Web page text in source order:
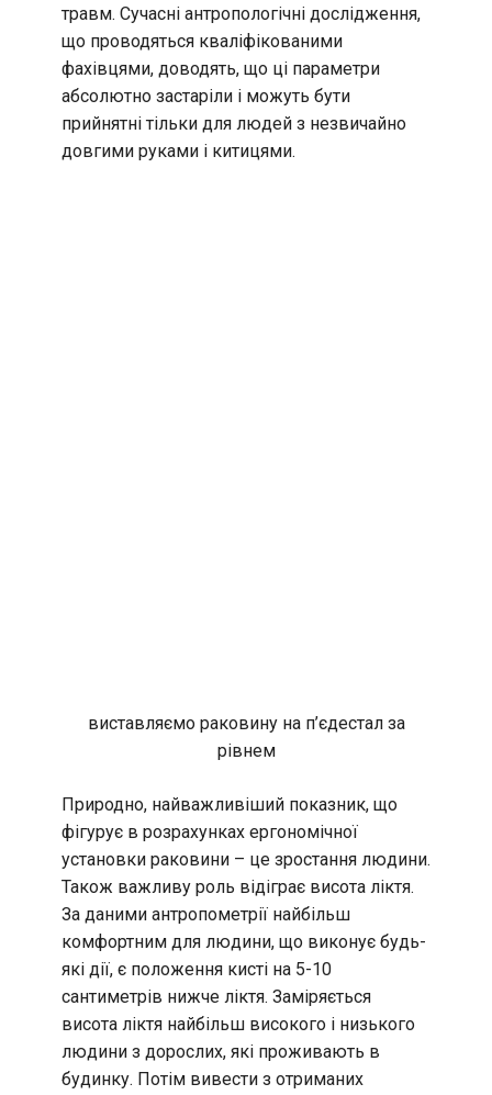
травм. Сучасні антропологічні дослідження,
що проводяться кваліфікованими
фахівцями, доводять, що ці параметри
абсолютно застаріли і можуть бути
прийнятні тільки для людей з незвичайно
довгими руками і китицями.
виставляємо раковину на п’єдестал за
рівнем
Природно, найважливіший показник, що
фігурує в розрахунках ергономічної
установки раковини – це зростання людини.
Також важливу роль відіграє висота ліктя.
За даними антропометрії найбільш
комфортним для людини, що виконує будь-
які дії, є положення кисті на 5-10
сантиметрів нижче ліктя. Заміряється
висота ліктя найбільш високого і низького
людини з дорослих, які проживають в
будинку. Потім вивести з отриманих